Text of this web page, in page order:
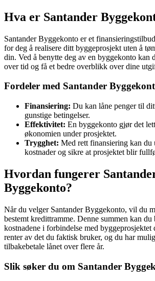
Hva er Santander
Santander Byggekonto er et
for deg å realisere ditt byggeprosjekt uten å
din. Ved å benytte deg av en byggekonto kan
over tid og få et bedre overblikk over dine
Fordeler med Santander
Finansiering: Du kan låne penger til
gunstige betingelser.
Effektivitet: En byggekonto gjør det
økonomien under prosjektet.
Trygghet: Med rett finansiering kan du
kostnader og sikre at prosjektet blir
Hvordan fungerer
Byggekonto?
Når du velger Santander Byggekonto, vil du
bestemt kredittramme. Denne summen kan
kostnadene i forbindelse med
renter av det du faktisk bruker, og du har
tilbakebetale lånet over flere år.
Slik søker du om Santander